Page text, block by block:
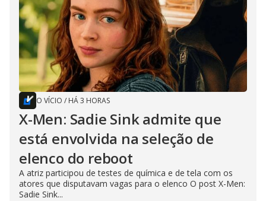
O VÍCIO / HÁ 3 HORAS
X-Men: Sadie Sink admite que
está envolvida na seleção de
elenco do reboot
A atriz participou de testes de química e de tela com os
atores que disputavam vagas para o elenco O post X-Men:
Sadie Sink...